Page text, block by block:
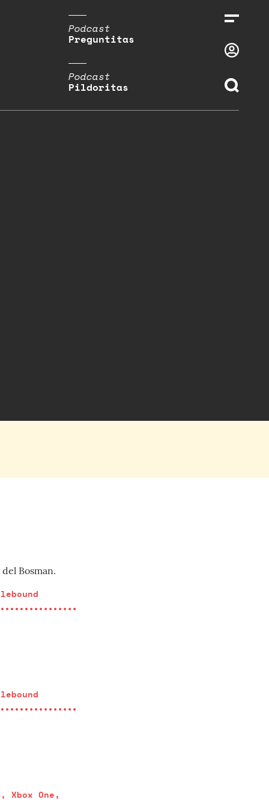
Podcast
Preguntitas
Podcast
Pildoritas
Bosman.
Xbox One,